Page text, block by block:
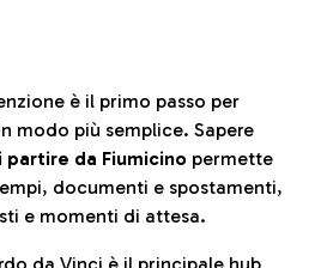
è il primo passo per
modo più semplice. Sapere
partire da Fiumicino permette
documenti e spostamenti,
e momenti di attesa.